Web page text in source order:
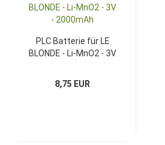
PLC Batterie für LE
BLONDE - Li-MnO2 - 3V
8,75 EUR